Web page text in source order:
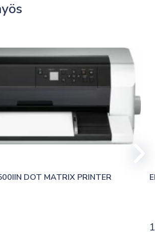
DOT MATRIX PRINTER